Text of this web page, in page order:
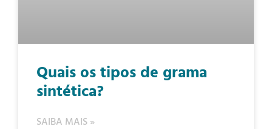
Quais os tipos de grama
sintética?
SAIBA MAIS »